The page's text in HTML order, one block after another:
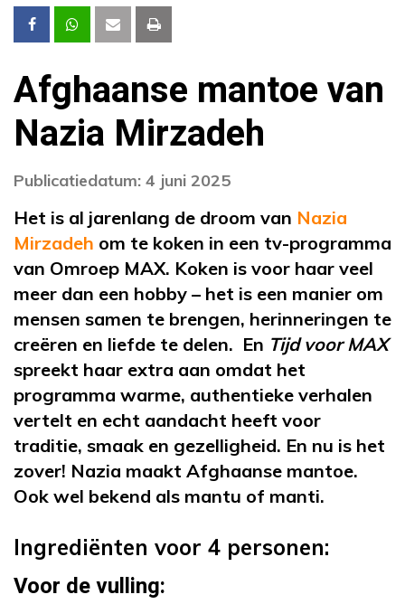
Afghaanse mantoe van
Nazia Mirzadeh
Publicatiedatum: 4 juni 2025
Het is al jarenlang de droom van Nazia
Mirzadeh om te koken in een tv-programma
van Omroep MAX. Koken is voor haar veel
meer dan een hobby – het is een manier om
mensen samen te brengen, herinneringen te
creëren en liefde te delen. En Tijd voor MAX
spreekt haar extra aan omdat het
programma warme, authentieke verhalen
vertelt en echt aandacht heeft voor
traditie, smaak en gezelligheid. En nu is het
zover! Nazia maakt Afghaanse mantoe.
Ook wel bekend als mantu of manti.
Ingrediënten voor 4 personen:
Voor de vulling: